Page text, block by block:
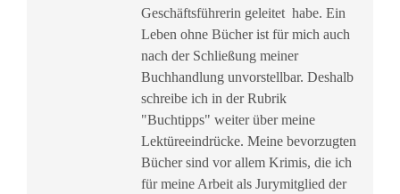
Geschäftsführerin geleitet habe. Ein
Leben ohne Bücher ist für mich auch
nach der Schließung meiner
Buchhandlung unvorstellbar. Deshalb
schreibe ich in der Rubrik
"Buchtipps" weiter über meine
Lektüreeindrücke. Meine bevorzugten
Bücher sind vor allem Krimis, die ich
für meine Arbeit als Jurymitglied der